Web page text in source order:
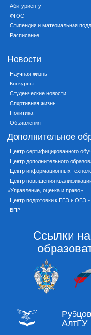
Абитуриенту
ФГОС
Стипендия и материальная
Расписание
Новости
Научная жизнь
Конкурсы
Студенческие новости
Спортивная жизнь
Политика
Объявления
Дополнительное
Центр сертифицированного
Центр дополнительного
Центр информационных
Центр повышения
«Управление, оценка и право»
Центр подготовки к ЕГЭ и ОГЭ
ВПР
Ссылки
АлтГУ